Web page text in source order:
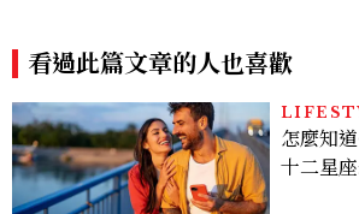
看過此篇文章的人也喜歡
怎麼知
十二星